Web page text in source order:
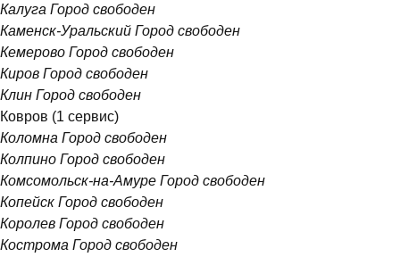
Калуга Город свободен
Каменск-Уральский Город свободен
Кемерово Город свободен
Киров Город свободен
Клин Город свободен
Ковров (1 сервис)
Коломна Город свободен
Колпино Город свободен
Комсомольск-на-Амуре Город свободен
Копейск Город свободен
Королев Город свободен
Кострома Город свободен